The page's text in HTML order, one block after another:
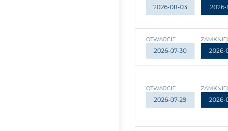
2026-08-03 2026-
OTWARCIE
2026-07-30 2026-
OTWARCIE
2026-07-29 2026-